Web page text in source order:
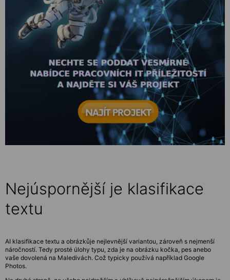
Nejúspornější je klasifikace
textu
AI klasifikace textu a obrázkůje nejlevnější variantou, zároveň s nejmenší
náročností. Tedy prosté úlohy typu, zda je na obrázku kočka, pes anebo
vaše dovolená na Maledivách. Což typicky používá například Google
Photos.